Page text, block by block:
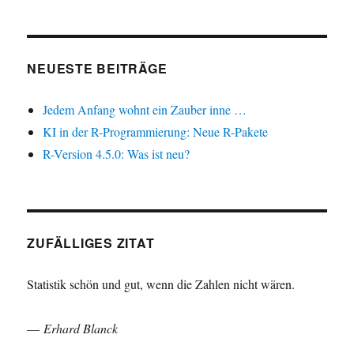
NEUESTE BEITRÄGE
Jedem Anfang wohnt ein Zauber inne …
KI in der R-Programmierung: Neue R-Pakete
R-Version 4.5.0: Was ist neu?
ZUFÄLLIGES ZITAT
Statistik schön und gut, wenn die Zahlen nicht wären.
— Erhard Blanck